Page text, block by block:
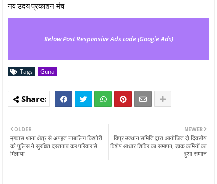
नव उदय प्रकाशन मंच
Below Post Responsive Ads code (Google Ads)
Tags Guna
NEWER
विप्र उत्थान समिति द्वारा आयोजित दो दिवसीय
विशेष आधार शिविर का समापन, डाक कर्मियों का
हुआ सम्मान
OLDER
मृगवास थाना क्षेत्र से अपहृत नाबालिग किशोरी
को पुलिस ने सुरक्षित दस्तयाब कर परिवार से
मिलाया